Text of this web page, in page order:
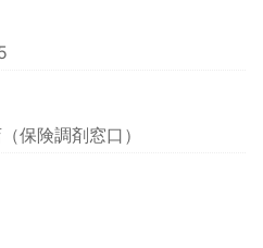
保険調剤窓口）